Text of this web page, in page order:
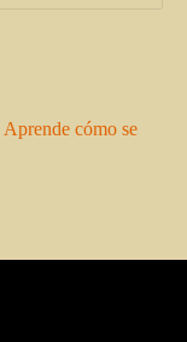
Aprende cómo se